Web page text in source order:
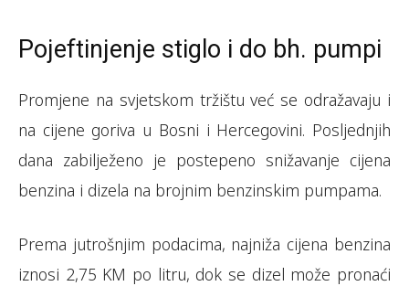
Pojeftinjenje stiglo i do bh. pumpi
Promjene na svjetskom tržištu već se odražavaju i
na cijene goriva u Bosni i Hercegovini. Posljednjih
dana zabilježeno je postepeno snižavanje cijena
benzina i dizela na brojnim benzinskim pumpama.
Prema jutrošnjim podacima, najniža cijena benzina
iznosi 2,75 KM po litru, dok se dizel može pronaći